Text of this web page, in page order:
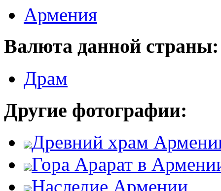
Армения
Валюта данной страны:
Драм
Другие фотографии:
Древний храм
Гора Арарат в
Наследие Армении